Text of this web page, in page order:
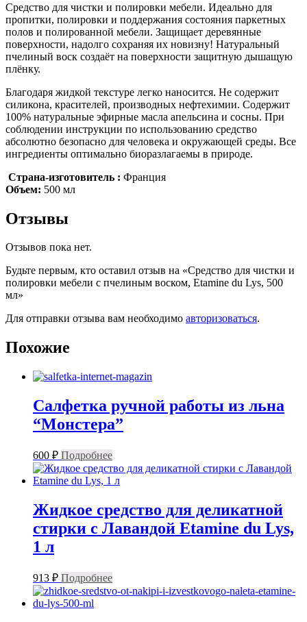
Средство для чистки и полировки мебели. Идеально для
пропитки, полировки и поддержания состояния паркетных
полов и полированной мебели. Защищает деревянные
поверхности, надолго сохраняя их новизну! Натуральный
пчелиный воск создаёт на поверхности защитную дышащую
плёнку.
Благодаря жидкой текстуре легко наносится. Не содержит
силикона, красителей, производных нефтехимии. Содержит
100% натуральные эфирные масла апельсина и сосны. При
соблюдении инструкции по использованию средство
абсолютно безопасно для человека и окружающей среды. Все
ингредиенты оптимально биоразлагаемы в природе.
Страна-изготовитель : Франция
Объем: 500 мл
Отзывы
Отзывов пока нет.
Будьте первым, кто оставил отзыв на «Средство для чистки и
полировки мебели с пчелиным воском, Etamine du Lys, 500
мл»
Для отправки отзыва вам необходимо авторизоваться.
Похожие
Салфетка ручной работы из льна
“Монстера”
600 ₽ Подробнее
Жидкое средство для деликатной
стирки с Лавандой Etamine du Lys,
1 л
913 ₽ Подробнее